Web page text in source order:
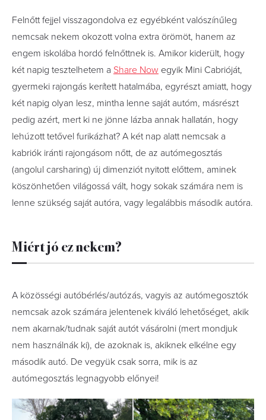
Felnőtt fejjel visszagondolva ez egyébként valószínűleg
nemcsak nekem okozott volna extra örömöt, hanem az
engem iskolába hordó felnőttnek is. Amikor kiderült, hogy
két napig tesztelhetem a Share Now egyik Mini Cabrióját,
gyermeki rajongás kerített hatalmába, egyrészt amiatt, hogy
két napig olyan lesz, mintha lenne saját autóm, másrészt
pedig azért, mert ki ne jönne lázba annak hallatán, hogy
lehúzott tetővel furikázhat? A két nap alatt nemcsak a
kabriók iránti rajongásom nőtt, de az autómegosztás
(angolul carsharing) új dimenziót nyitott előttem, aminek
köszönhetően világossá vált, hogy sokak számára nem is
lenne szükség saját autóra, vagy legalábbis második autóra.
Miért jó ez nekem?
A közösségi autóbérlés/autózás, vagyis az autómegosztók
nemcsak azok számára jelentenek kiváló lehetőséget, akik
nem akarnak/tudnak saját autót vásárolni (mert mondjuk
nem használnák ki), de azoknak is, akiknek elkélne egy
második autó. De vegyük csak sorra, mik is az
autómegosztás legnagyobb előnyei!